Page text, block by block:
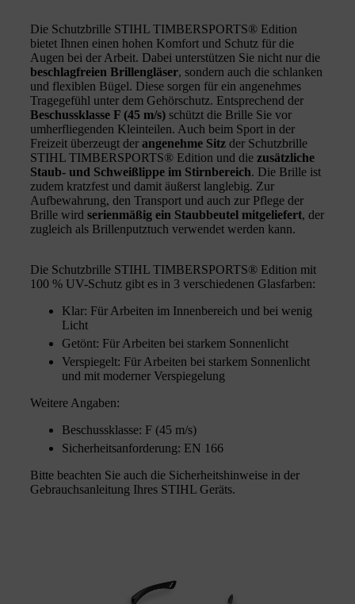
Die Schutzbrille STIHL TIMBERSPORTS® Edition
bietet Ihnen einen hohen Komfort und Schutz für die
Augen bei der Arbeit. Dabei unterstützen Sie nicht nur die
beschlagfreien Brillengläser, sondern auch die schlanken
und flexiblen Bügel. Diese sorgen für ein angenehmes
Tragegefühl unter dem Gehörschutz. Entsprechend der
Beschussklasse F (45 m/s) schützt die Brille Sie vor
umherfliegenden Kleinteilen. Auch beim Sport in der
Freizeit überzeugt der angenehme Sitz der Schutzbrille
STIHL TIMBERSPORTS® Edition und die zusätzliche
Staub- und Schweißlippe im Stirnbereich. Die Brille ist
zudem kratzfest und damit äußerst langlebig. Zur
Aufbewahrung, den Transport und auch zur Pflege der
Brille wird serienmäßig ein Staubbeutel mitgeliefert, der
zugleich als Brillenputztuch verwendet werden kann.
Die Schutzbrille STIHL TIMBERSPORTS® Edition mit
100 % UV-Schutz gibt es in 3 verschiedenen Glasfarben:
Klar: Für Arbeiten im Innenbereich und bei wenig
Licht
Getönt: Für Arbeiten bei starkem Sonnenlicht
Verspiegelt: Für Arbeiten bei starkem Sonnenlicht
und mit moderner Verspiegelung
Weitere Angaben:
Beschussklasse: F (45 m/s)
Sicherheitsanforderung: EN 166
Bitte beachten Sie auch die Sicherheitshinweise in der
Gebrauchsanleitung Ihres STIHL Geräts.